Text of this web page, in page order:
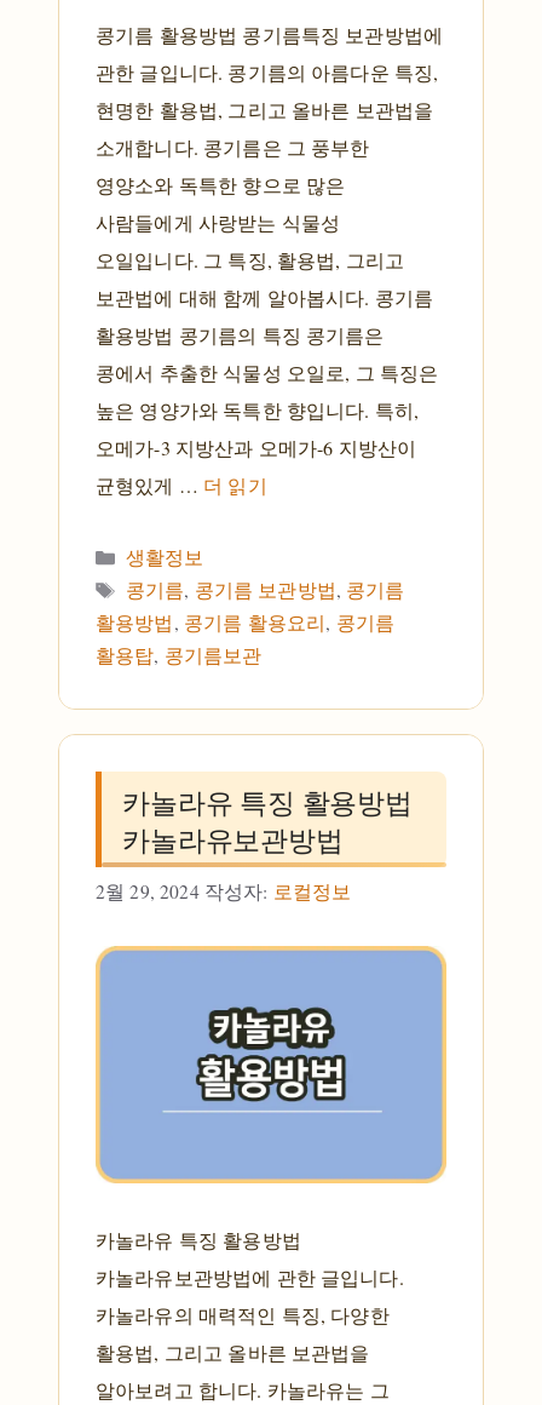
콩기름 활용방법 콩기름특징 보관방법에
관한 글입니다. 콩기름의 아름다운 특징,
현명한 활용법, 그리고 올바른 보관법을
소개합니다. 콩기름은 그 풍부한
영양소와 독특한 향으로 많은
사람들에게 사랑받는 식물성
오일입니다. 그 특징, 활용법, 그리고
보관법에 대해 함께 알아봅시다. 콩기름
활용방법 콩기름의 특징 콩기름은
콩에서 추출한 식물성 오일로, 그 특징은
높은 영양가와 독특한 향입니다. 특히,
오메가-3 지방산과 오메가-6 지방산이
균형있게 … 더 읽기
카테고리
생활정보
태그
콩기름, 콩기름 보관방법, 콩기름
활용방법 , 콩기름 활용요리, 콩기름
활용탑, 콩기름보관
카놀라유 특징 활용방법
카놀라유보관방법
2월 29, 2024 작성자: 로컬정보
카놀라유 특징 활용방법
카놀라유보관방법에 관한 글입니다.
카놀라유의 매력적인 특징, 다양한
활용법, 그리고 올바른 보관법을
알아보려고 합니다. 카놀라유는 그